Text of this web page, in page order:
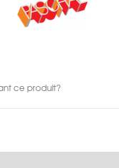
ce produit?